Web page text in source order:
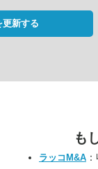
更新する
も
ラッコM&A